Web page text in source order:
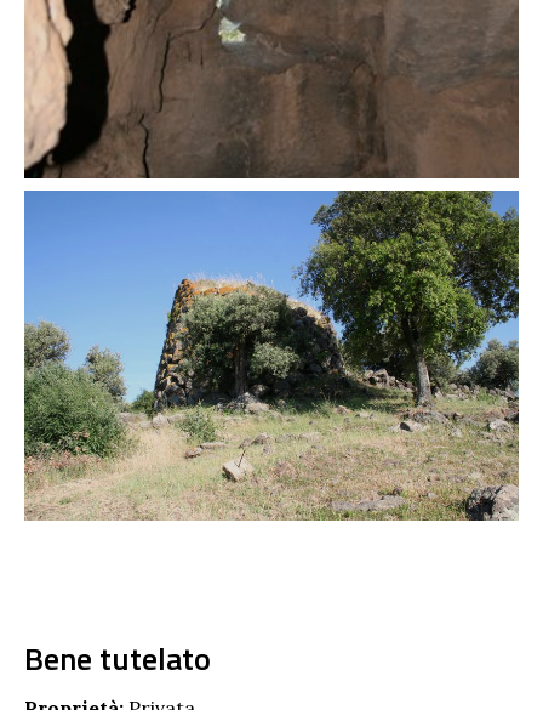
Bene tutelato